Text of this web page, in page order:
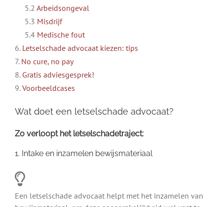
5.2 Arbeidsongeval
5.3 Misdrijf
5.4 Medische fout
6. Letselschade advocaat kiezen: tips
7. No cure, no pay
8. Gratis adviesgesprek!
9.Voorbeeldcases
Wat doet een letselschade advocaat?
Zo verloopt het letselschadetraject:
1. Intake en inzamelen bewijsmateriaal
Een letselschade advocaat helpt met het inzamelen van